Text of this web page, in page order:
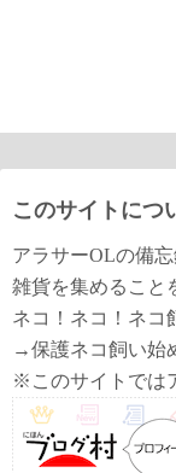
このサイトにつ
アラサーOLの備
雑貨を集めること
ネコ！ネコ！ネコ
→保護ネコ飼い始
※このサイトでは